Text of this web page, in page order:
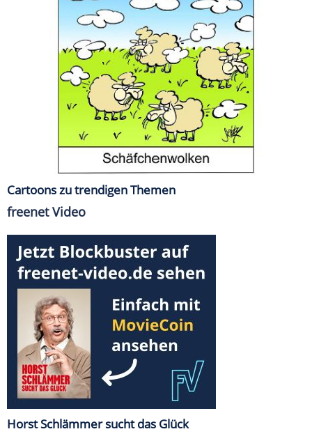
Cartoons zu trendigen Themen
freenet Video
Horst Schlämmer sucht das Glück